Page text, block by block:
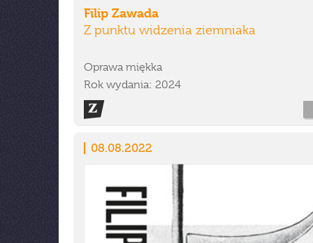
Filip Zawada
Z punktu widzenia ziemniaka
Oprawa miękka
Rok wydania: 2024
08.08.2022